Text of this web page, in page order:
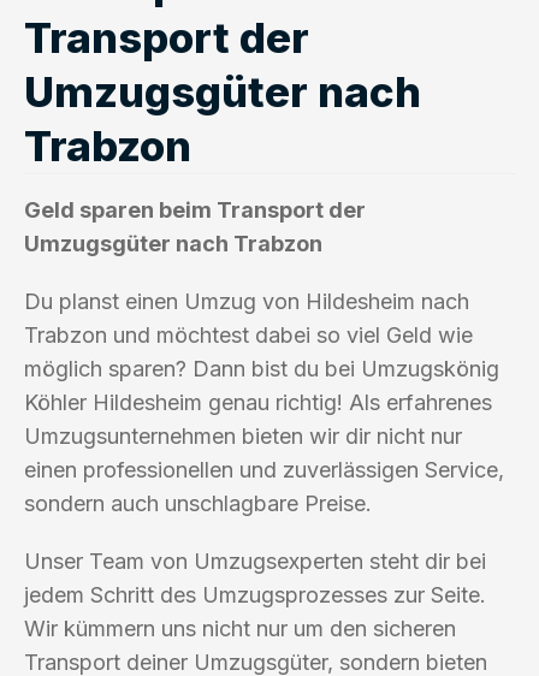
Transport der
Umzugsgüter nach
Trabzon
Geld sparen beim Transport der
Umzugsgüter nach Trabzon
Du planst einen Umzug von Hildesheim nach
Trabzon und möchtest dabei so viel Geld wie
möglich sparen? Dann bist du bei Umzugskönig
Köhler Hildesheim genau richtig! Als erfahrenes
Umzugsunternehmen bieten wir dir nicht nur
einen professionellen und zuverlässigen Service,
sondern auch unschlagbare Preise.
Unser Team von Umzugsexperten steht dir bei
jedem Schritt des Umzugsprozesses zur Seite.
Wir kümmern uns nicht nur um den sicheren
Transport deiner Umzugsgüter, sondern bieten